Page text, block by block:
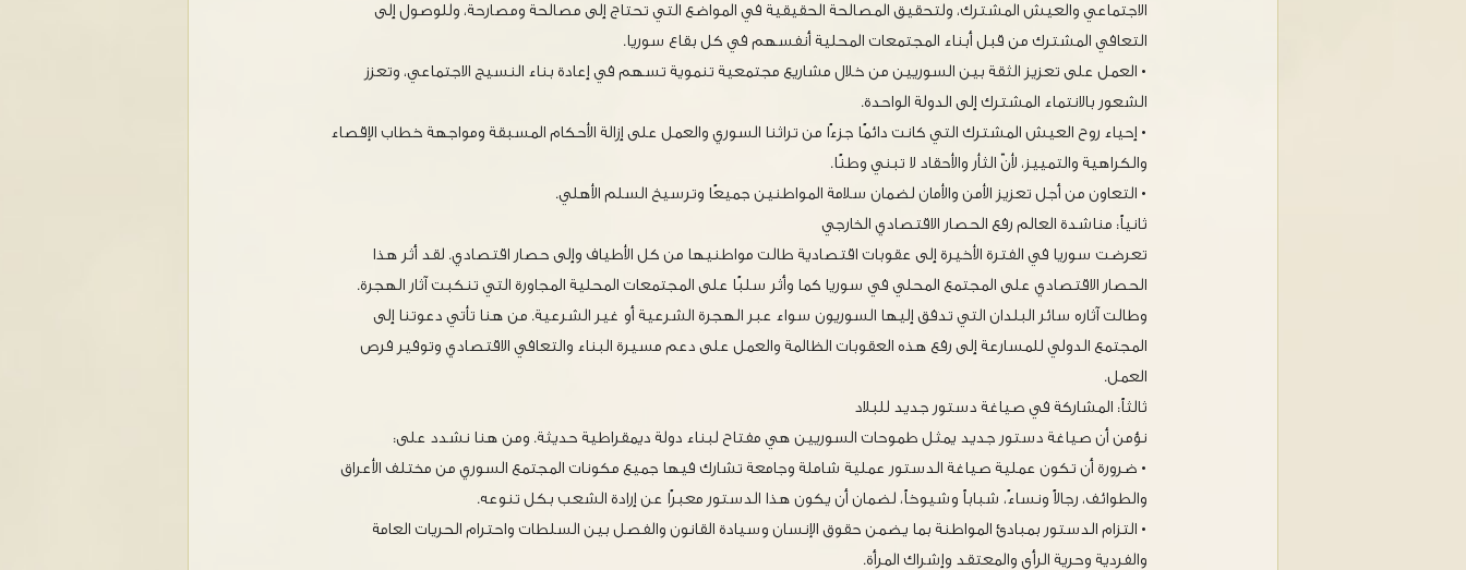
الاجتماعي والعيش المشترك، ولتحقيق المصالحة الحقيقية في المواضع التي تحتاج إلى مصالحة ومصارحة، وللوصول إلى
التعافي المشترك من قبل أبناء المجتمعات المحلية أنفسهم في كل بقاع سوريا.
• العمل على تعزيز الثقة بين السوريين من خلال مشاريع مجتمعية تنموية تسهم في إعادة بناء النسيج الاجتماعي، وتعزز
الشعور بالانتماء المشترك إلى الدولة الواحدة.
• إحياء روح العيش المشترك التي كانت دائمًا جزءًا من تراثنا السوري والعمل على إزالة الأحكام المسبقة ومواجهة خطاب الإقصاء
والكراهية والتمييز، لأنّ الثأر والأحقاد لا تبني وطنًا.
• التعاون من أجل تعزيز الأمن والأمان لضمان سلامة المواطنين جميعًا وترسيخ السلم الأهلي.
ثانياً: مناشدة العالم رفع الحصار الاقتصادي الخارجي
تعرضت سوريا في الفترة الأخيرة إلى عقوبات اقتصادية طالت مواطنيها من كل الأطياف وإلى حصار اقتصادي. لقد أثر هذا
الحصار الاقتصادي على المجتمع المحلي في سوريا كما وأثر سلبًا على المجتمعات المحلية المجاورة التي تنكبت آثار الهجرة.
وطالت آثاره سائر البلدان التي تدفق إليها السوريون سواء عبر الهجرة الشرعية أو غير الشرعية. من هنا تأتي دعوتنا إلى
المجتمع الدولي للمسارعة إلى رفع هذه العقوبات الظالمة والعمل على دعم مسيرة البناء والتعافي الاقتصادي وتوفير فرص
العمل.
ثالثاً: المشاركة في صياغة دستور جديد للبلاد
نؤمن أن صياغة دستور جديد يمثل طموحات السوريين هي مفتاح لبناء دولة ديمقراطية حديثة. ومن هنا نشدد على:
• ضرورة أن تكون عملية صياغة الدستور عملية شاملة وجامعة تشارك فيها جميع مكونات المجتمع السوري من مختلف الأعراق
والطوائف، رجالاً ونساءً، شباباً وشيوخاً، لضمان أن يكون هذا الدستور معبرًا عن إرادة الشعب بكل تنوعه.
• التزام الدستور بمبادئ المواطنة بما يضمن حقوق الإنسان وسيادة القانون والفصل بين السلطات واحترام الحريات العامة
والفردية وحرية الرأي والمعتقد وإشراك المرأة.